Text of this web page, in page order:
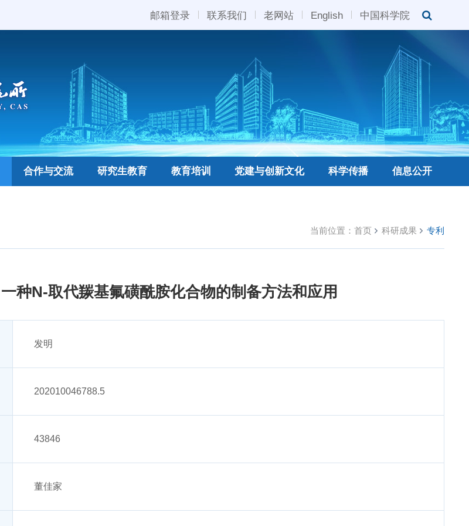
邮箱登录 联系我们 老网站 English 中国科学院
合作与交流 研究生教育 教育培训 党建与创新文化 科学传播 信息公开
当前位置： 首页 科研成果 专利
一种N-取代羰基氟磺酰胺化合物的制备方法和应用
发明
202010046788.5
43846
董佳家